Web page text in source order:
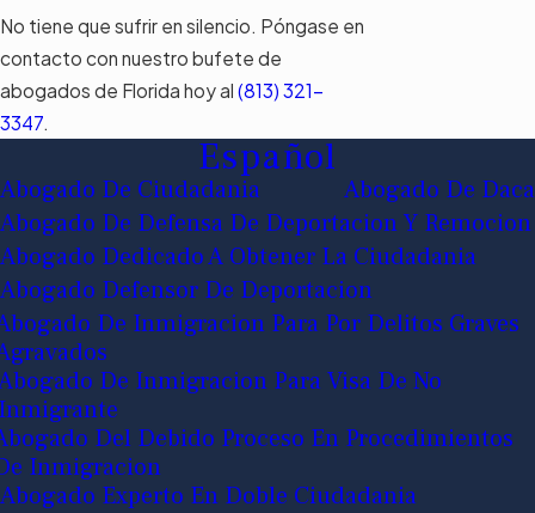
No tiene que sufrir en silencio. Póngase en
contacto con nuestro bufete de
abogados de Florida hoy al (813) 321-
3347
Español
Abogado De Ciudadania
Abogado De Daca
Abogado De Defensa De Deportacion Y Remocion
Abogado Dedicado A Obtener La Ciudadania
Abogado Defensor De Deportacion
De Inmigracion Para Por Delitos Graves
De Inmigracion Para Visa De No
Del Debido Proceso En Procedimientos
Inmigracion
Abogado Experto En Doble Ciudadania